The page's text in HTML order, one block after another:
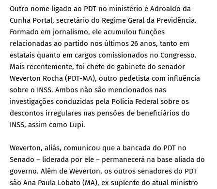
Outro nome ligado ao PDT no ministério é Adroaldo da
Cunha Portal, secretário do Regime Geral da Previdência.
Formado em jornalismo, ele acumulou funções
relacionadas ao partido nos últimos 26 anos, tanto em
estatais quanto em cargos comissionados no Congresso.
Mais recentemente, foi chefe de gabinete do senador
Weverton Rocha (PDT-MA), outro pedetista com influência
sobre o INSS. Ambos não são mencionados nas
investigações conduzidas pela Polícia Federal sobre os
descontos irregulares nas pensões de beneficiários do
INSS, assim como Lupi.
Weverton, aliás, comunicou que a bancada do PDT no
Senado – liderada por ele – permanecerá na base aliada do
governo. Além de Weverton, os outros senadores do PDT
são Ana Paula Lobato (MA), ex-suplente do atual ministro